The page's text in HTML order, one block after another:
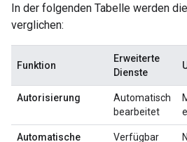
In der folgenden Tabelle werden
verglichen:
Funktion
Erweiterte
Dienste
Autorisierung
Automatisch
bearbeitet
Automatische Verfügbar